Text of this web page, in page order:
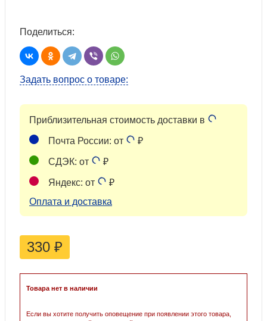
Поделиться:
Задать вопрос о товаре:
Приблизительная стоимость доставки в
Почта России: от ₽
СДЭК: от ₽
Яндекс: от
₽
Оплата и доставка
330 ₽
Товара нет в наличии
Если вы хотите получить оповещение при появлении этого товара,